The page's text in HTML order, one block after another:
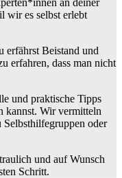
wir es selbst erlebt
erfährst Beistand und
erfahren, dass man nicht
und praktische Tipps
kannst. Wir vermitteln
oder
und auf Wunsch
Schritt.